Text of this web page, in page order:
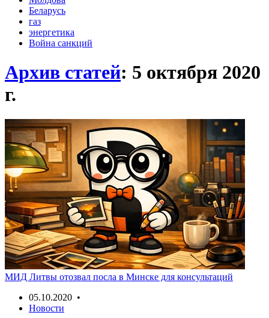
Беларусь
газ
энергетика
Война санкций
Архив статей: 5 октября 2020
г.
МИД Литвы отозвал посла в Минске для консультаций
05.10.2020 •
Новости